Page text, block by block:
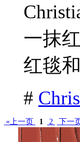
一抹
红毯
#
«上一页 1 2 下一